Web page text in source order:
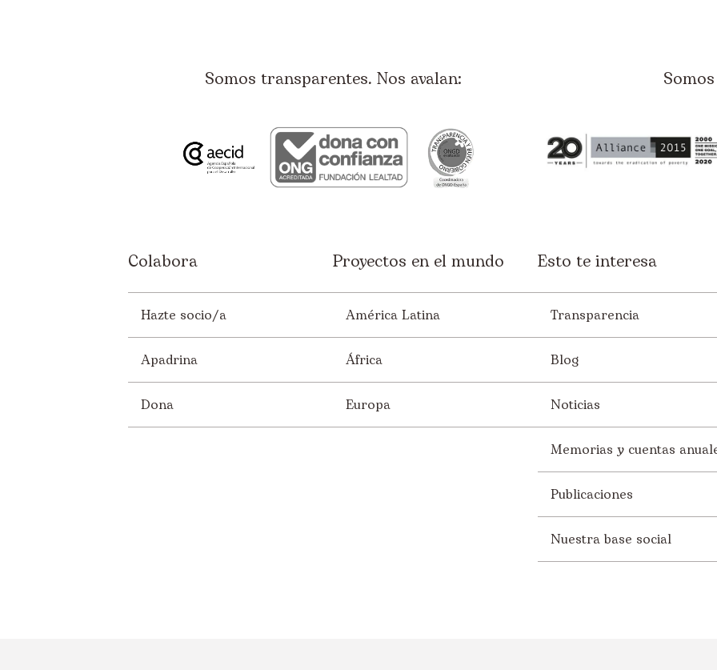
Somos transparentes. Nos avalan:
Colabora
Hazte socio/a
Apadrina
Dona
Proyectos en el mundo
América Latina
África
Europa
Esto te interesa
Transparencia
Blog
Noticias
Memorias y cuentas
Publicaciones
Nuestra base social